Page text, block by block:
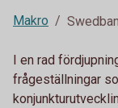
Makro
I en rad
frågeställningar